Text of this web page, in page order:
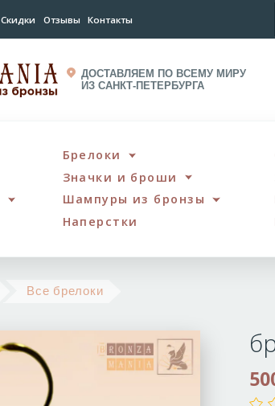
Скидки Отзывы Контакты
ДОСТАВЛЯЕМ ПО ВСЕМУ МИРУ
ИЗ САНКТ-ПЕТЕРБУРГА
Брелоки
Значки и броши
Шампуры из бронзы
Наперстки
Все брелоки
биржевой
большой